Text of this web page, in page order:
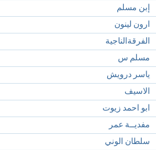
إبن مسلم
ارون لينون
الفرقةالناجية
مسلم س
ياسر درويش
الاسيف
ابو احمد زيوت
مفديــة عمر
سلطان الوني